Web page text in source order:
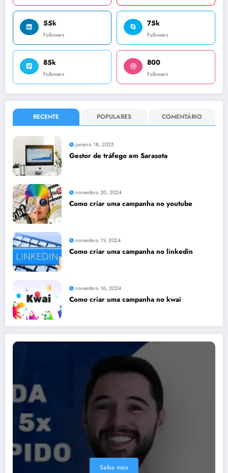
55k
Followers
75k
Followers
85k
Followers
800
Followers
RECENTE POPULARES COMENTÁRIO
janeiro 18, 2025
Gestor de tráfego em Sarasota
novembro 20, 2024
Como criar uma campanha no youtube
novembro 19, 2024
Como criar uma campanha no linkedin
novembro 16, 2024
Como criar uma campanha no kwai
Saiba mais